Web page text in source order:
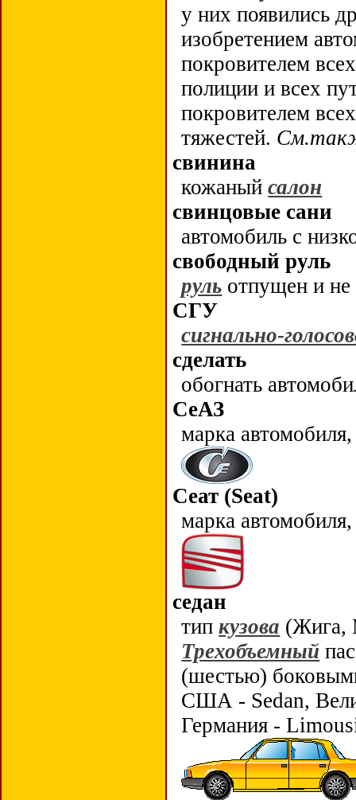
у них появились
изобретением
покровителем
полиции и всех
покровителем
тяжестей.
свинина
кожаныйсалон
свинцовые сани
автомобиль с
свободный руль
руль отпущен и не
СГУ
сигнально-
сделать
обогнать
СеАЗ
марка
Сеат (Seat)
марка
седан
типкузова (Жига,
Трехобъемный
(шестью)
США - Sedan,
Германия -